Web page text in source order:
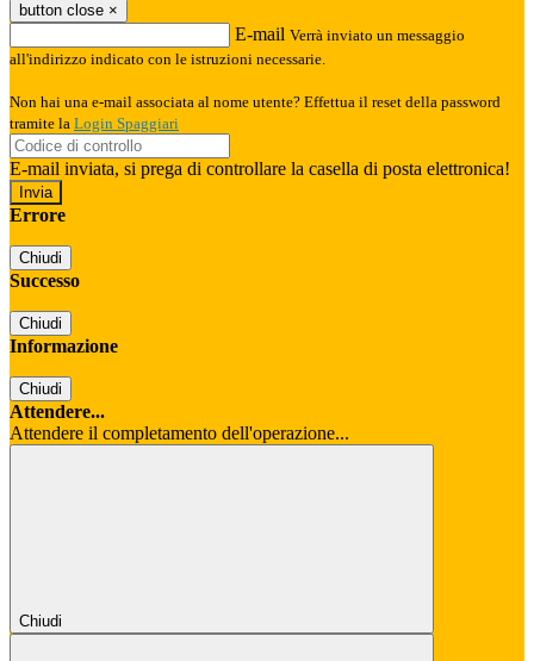
button close ×
E-mail Verrà inviato un messaggio
all'indirizzo indicato con le istruzioni necessarie.
Non hai una e-mail associata al nome utente? Effettua il reset della password
tramite la Login Spaggiari
E-mail inviata, si prega di controllare la casella di posta elettronica!
Errore
Chiudi
Successo
Chiudi
Informazione
Chiudi
Attendere...
Attendere il completamento dell'operazione...
Chiudi